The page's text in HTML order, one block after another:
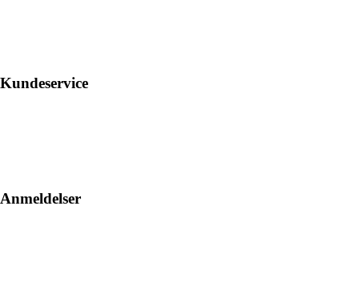
Kundeservice
Anmeldelser